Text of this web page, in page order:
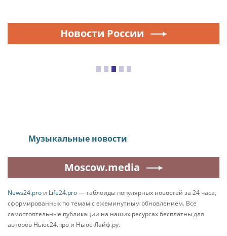
Новости России
Музыкальные новости
Moscow.media
News24.pro и Life24.pro— таблоиды популярных новостей за 24 часа,
сформированных по темам с ежеминутным обновлением. Все
самостоятельные публикации на наших ресурсах бесплатны для
авторов Ньюс24.про и Ньюс-Лайф.ру.